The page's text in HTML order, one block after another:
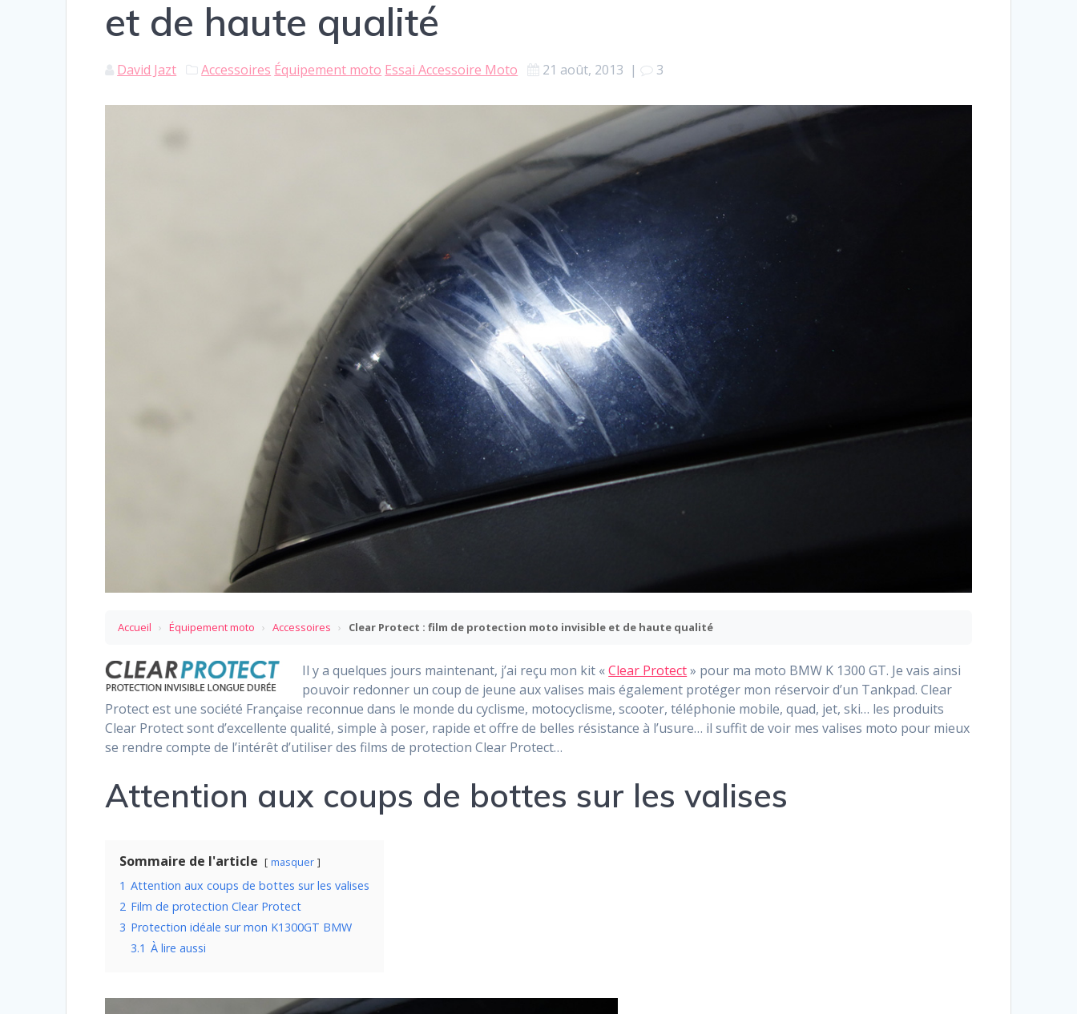
et de haute qualité
David Jazt Accessoires Équipement moto Essai Accessoire Moto 21 août, 2013 | 3
Accueil › Équipement moto › Accessoires › Clear Protect : film de protection moto invisible et de haute qualité
Il y a quelques jours maintenant, j’ai reçu mon kit «Clear Protect» pour ma moto BMW K 1300 GT. Je vais ainsi
pouvoir redonner un coup de jeune aux valises mais également protéger mon réservoir d’un Tankpad. Clear
Protect est une société Française reconnue dans le monde du cyclisme, motocyclisme, scooter, téléphonie mobile, quad, jet, ski… les produits
Clear Protect sont d’excellente qualité, simple à poser, rapide et offre de belles résistance à l’usure… il suffit de voir mes valises moto pour mieux
se rendre compte de l’intérêt d’utiliser des films de protection Clear Protect…
Attention aux coups de bottes sur les valises
Sommaire de l'article masquer
1 Attention aux coups de bottes sur les valises
2 Film de protection Clear Protect
3 Protection idéale sur mon K1300GT BMW
3.1 À lire aussi